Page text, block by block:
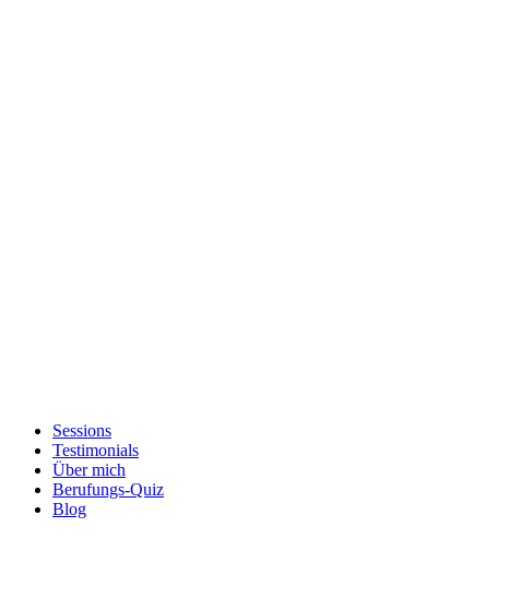
Sessions
Testimonials
Über mich
Berufungs-Quiz
Blog